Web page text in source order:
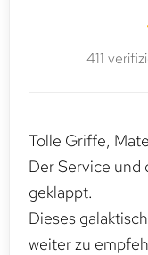
411
Tolle Griffe,
Der Service und
geklappt.
Dieses
weiter zu